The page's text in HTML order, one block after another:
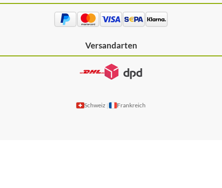
Versandarten
Schweiz | Frankreich